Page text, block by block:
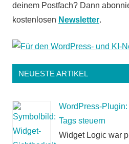
deinem Postfach? Dann
kostenlosen Newsletter.
NEUESTE ARTIKEL
WordPress-
Tags steuern
Widget Logic war